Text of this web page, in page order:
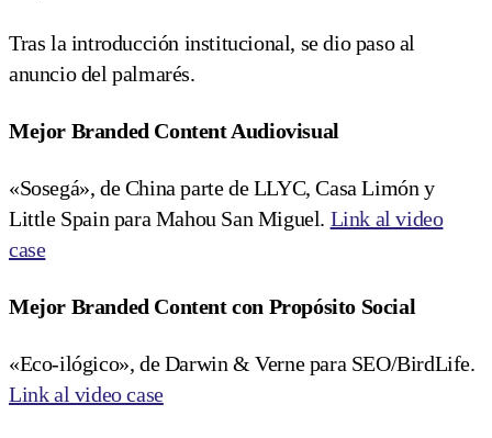
Tras la introducción institucional, se dio paso al
anuncio del palmarés.
Mejor Branded Content Audiovisual
«Sosegá», de China parte de LLYC, Casa Limón y
Little Spain para Mahou San Miguel. Link al video
case
Mejor Branded Content con Propósito Social
«Eco-ilógico», de Darwin & Verne para SEO/BirdLife.
Link al video case